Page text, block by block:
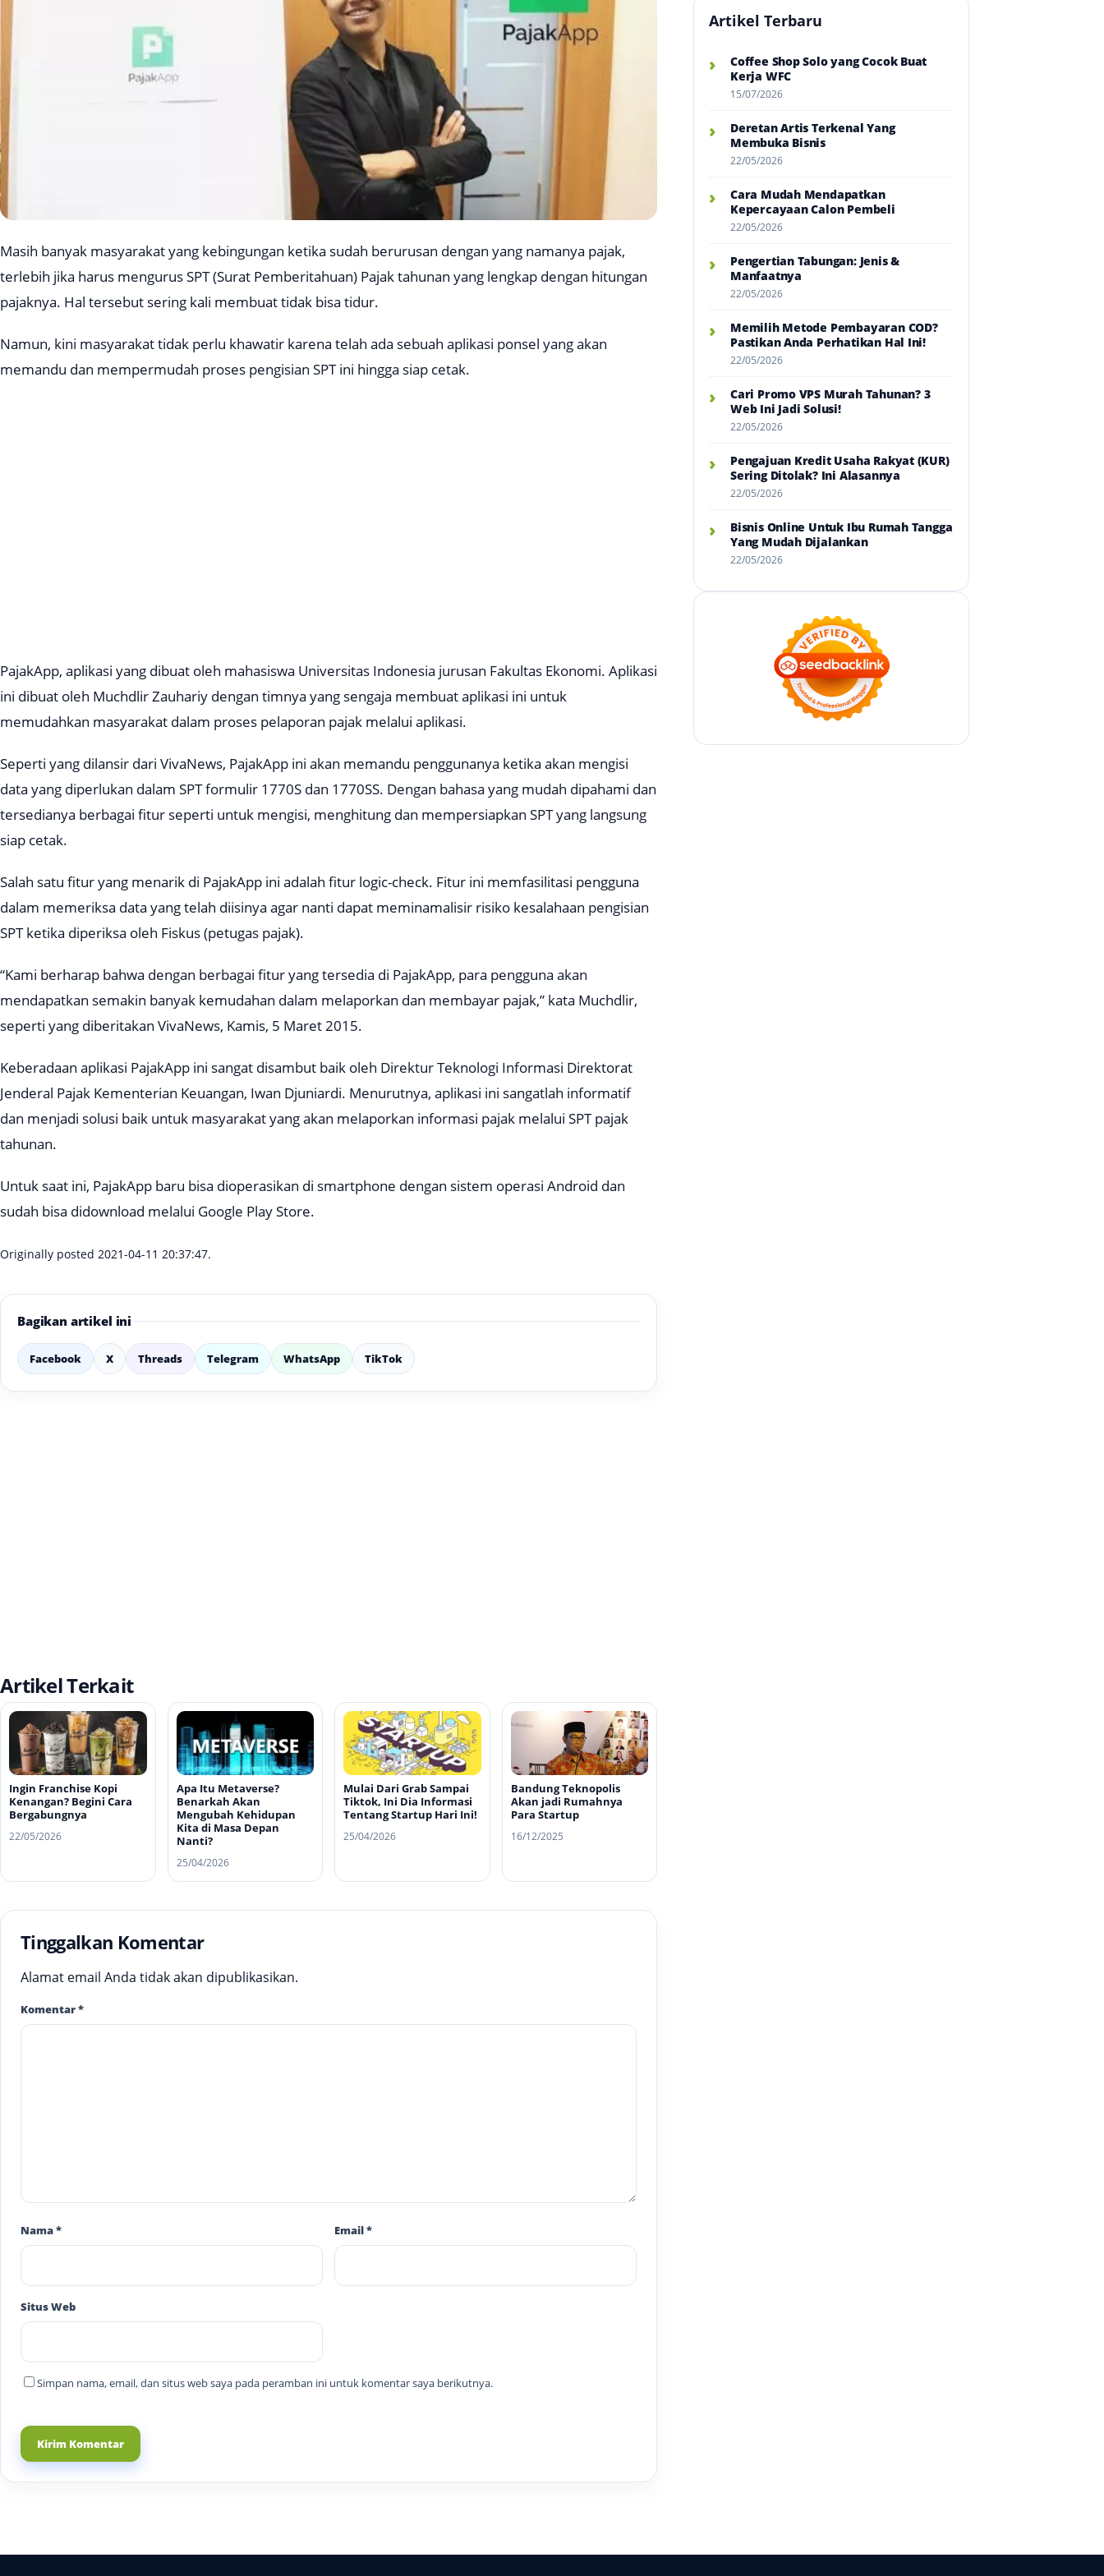
Masih banyak masyarakat yang kebingungan ketika sudah berurusan dengan yang namanya pajak,
terlebih jika harus mengurus SPT (Surat Pemberitahuan) Pajak tahunan yang lengkap dengan hitungan
pajaknya. Hal tersebut sering kali membuat tidak bisa tidur.
Namun, kini masyarakat tidak perlu khawatir karena telah ada sebuah aplikasi ponsel yang akan
memandu dan mempermudah proses pengisian SPT ini hingga siap cetak.
PajakApp, aplikasi yang dibuat oleh mahasiswa Universitas Indonesia jurusan Fakultas Ekonomi. Aplikasi
ini dibuat oleh Muchdlir Zauhariy dengan timnya yang sengaja membuat aplikasi ini untuk
memudahkan masyarakat dalam proses pelaporan pajak melalui aplikasi.
Seperti yang dilansir dari VivaNews, PajakApp ini akan memandu penggunanya ketika akan mengisi
data yang diperlukan dalam SPT formulir 1770S dan 1770SS. Dengan bahasa yang mudah dipahami dan
tersedianya berbagai fitur seperti untuk mengisi, menghitung dan mempersiapkan SPT yang langsung
siap cetak.
Salah satu fitur yang menarik di PajakApp ini adalah fitur logic-check. Fitur ini memfasilitasi pengguna
dalam memeriksa data yang telah diisinya agar nanti dapat meminamalisir risiko kesalahaan pengisian
SPT ketika diperiksa oleh Fiskus (petugas pajak).
“Kami berharap bahwa dengan berbagai fitur yang tersedia di PajakApp, para pengguna akan
mendapatkan semakin banyak kemudahan dalam melaporkan dan membayar pajak,” kata Muchdlir,
seperti yang diberitakan VivaNews, Kamis, 5 Maret 2015.
Keberadaan aplikasi PajakApp ini sangat disambut baik oleh Direktur Teknologi Informasi Direktorat
Jenderal Pajak Kementerian Keuangan, Iwan Djuniardi. Menurutnya, aplikasi ini sangatlah informatif
dan menjadi solusi baik untuk masyarakat yang akan melaporkan informasi pajak melalui SPT pajak
tahunan.
Untuk saat ini, PajakApp baru bisa dioperasikan di smartphone dengan sistem operasi Android dan
sudah bisa didownload melalui Google Play Store.
Originally posted 2021-04-11 20:37:47.
Bagikan artikel ini
Facebook X Threads Telegram WhatsApp TikTok
Artikel Terkait
Ingin Franchise Kopi
Kenangan? Begini Cara
Bergabungnya
22/05/2026
Apa Itu Metaverse?
Benarkah Akan
Mengubah Kehidupan
Kita di Masa Depan
Nanti?
25/04/2026
Mulai Dari Grab Sampai
Tiktok, Ini Dia Informasi
Tentang Startup Hari Ini!
25/04/2026
Bandung Teknopolis
Akan jadi Rumahnya
Para Startup
16/12/2025
Tinggalkan Komentar
Alamat email Anda tidak akan dipublikasikan.
Komentar*
Nama* Email*
Situs Web
Simpan nama, email, dan situs web saya pada peramban ini untuk komentar saya berikutnya.
Artikel Terbaru
›
Coffee Shop Solo yang Cocok Buat
Kerja WFC
15/07/2026
›
Deretan Artis Terkenal Yang
Membuka Bisnis
22/05/2026
›
Cara Mudah Mendapatkan
Kepercayaan Calon Pembeli
22/05/2026
›
Pengertian Tabungan: Jenis &
Manfaatnya
22/05/2026
›
Memilih Metode Pembayaran COD?
Pastikan Anda Perhatikan Hal Ini!
22/05/2026
›
Cari Promo VPS Murah Tahunan? 3
Web Ini Jadi Solusi!
22/05/2026
›
Pengajuan Kredit Usaha Rakyat (KUR)
Sering Ditolak? Ini Alasannya
22/05/2026
›
Bisnis Online Untuk Ibu Rumah Tangga
Yang Mudah Dijalankan
22/05/2026